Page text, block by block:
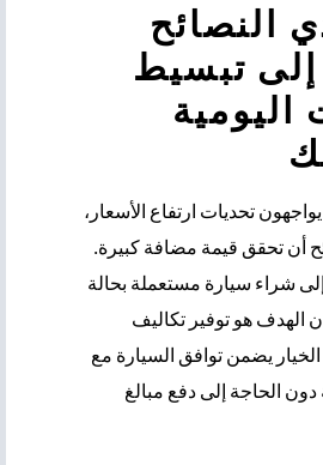
النصائح
إلى تبسيط
اليومية
تحديات ارتفاع الأسعار،
أن تحقق قيمة مضافة كبيرة.
إلى شراء سيارة مستعملة بحالة
الهدف هو توفير تكاليف
الخيار يضمن توافق السيارة مع
دون الحاجة إلى دفع مبالغ